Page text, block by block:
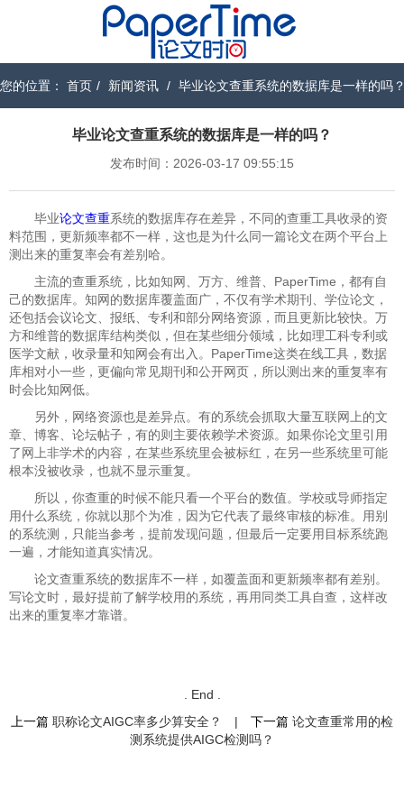
您的位置： 首页 / 新闻资讯 / 毕业论文查重系统的数据库是一样的吗
毕业论文查重系统的数据库是一样的吗？
发布时间：2026-03-17 09:55:15
毕业论文查重系统的数据库存在差异，不同的查重工具收录的资
料范围，更新频率都不一样，这也是为什么同一篇论文在两个平台上
测出来的重复率会有差别哈。
主流的查重系统，比如知网、万方、维普、PaperTime，都有自
己的数据库。知网的数据库覆盖面广，不仅有学术期刊、学位论文，
还包括会议论文、报纸、专利和部分网络资源，而且更新比较快。万
方和维普的数据库结构类似，但在某些细分领域，比如理工科专利或
医学文献，收录量和知网会有出入。PaperTime这类在线工具，数据
库相对小一些，更偏向常见期刊和公开网页，所以测出来的重复率有
时会比知网低。
另外，网络资源也是差异点。有的系统会抓取大量互联网上的文
章、博客、论坛帖子，有的则主要依赖学术资源。如果你论文里引用
了网上非学术的内容，在某些系统里会被标红，在另一些系统里可能
根本没被收录，也就不显示重复。
所以，你查重的时候不能只看一个平台的数值。学校或导师指定
用什么系统，你就以那个为准，因为它代表了最终审核的标准。用别
的系统测，只能当参考，提前发现问题，但最后一定要用目标系统跑
一遍，才能知道真实情况。
论文查重系统的数据库不一样，如覆盖面和更新频率都有差别。
写论文时，最好提前了解学校用的系统，再用同类工具自查，这样改
出来的重复率才靠谱。
. End .
上一篇 职称论文AIGC率多少算安全？ | 下一篇 论文查重常用的检
测系统提供AIGC检测吗？